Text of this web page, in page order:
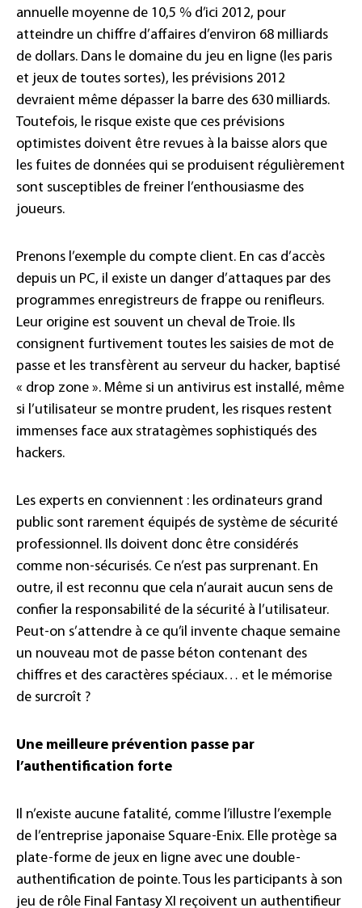
annuelle moyenne de 10,5 % d’ici 2012, pour
atteindre un chiffre d’affaires d’environ 68 milliards
de dollars. Dans le domaine du jeu en ligne (les paris
et jeux de toutes sortes), les prévisions 2012
devraient même dépasser la barre des 630 milliards.
Toutefois, le risque existe que ces prévisions
optimistes doivent être revues à la baisse alors que
les fuites de données qui se produisent régulièrement
sont susceptibles de freiner l’enthousiasme des
joueurs.
Prenons l’exemple du compte client. En cas d’accès
depuis un PC, il existe un danger d’attaques par des
programmes enregistreurs de frappe ou renifleurs.
Leur origine est souvent un cheval de Troie. Ils
consignent furtivement toutes les saisies de mot de
passe et les transfèrent au serveur du hacker, baptisé
« drop zone ». Même si un antivirus est installé, même
si l’utilisateur se montre prudent, les risques restent
immenses face aux stratagèmes sophistiqués des
hackers.
Les experts en conviennent : les ordinateurs grand
public sont rarement équipés de système de sécurité
professionnel. Ils doivent donc être considérés
comme non-sécurisés. Ce n’est pas surprenant. En
outre, il est reconnu que cela n’aurait aucun sens de
confier la responsabilité de la sécurité à l’utilisateur.
Peut-on s’attendre à ce qu’il invente chaque semaine
un nouveau mot de passe béton contenant des
chiffres et des caractères spéciaux… et le mémorise
de surcroît ?
Une meilleure prévention passe par
l’authentification forte
Il n’existe aucune fatalité, comme l’illustre l’exemple
de l’entreprise japonaise Square-Enix. Elle protège sa
plate-forme de jeux en ligne avec une double-
authentification de pointe. Tous les participants à son
jeu de rôle Final Fantasy XI reçoivent un authentifieur